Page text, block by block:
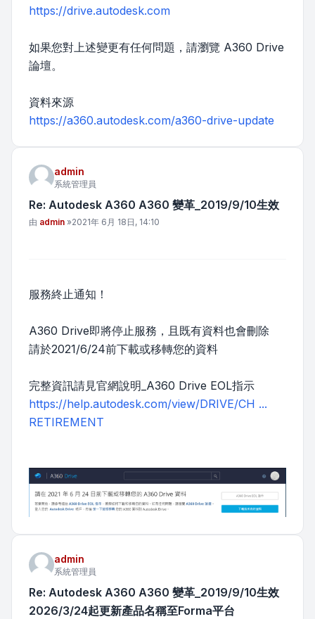
https://drive.autodesk.com
如果您對上述變更有任何問題，請瀏覽 A360 Drive
論壇。
資料來源
https://a360.autodesk.com/a360-drive-update
admin
系統管理員
Re: Autodesk A360 A360 變革_2019/9/10生效
文章
由 admin »2021年 6月 18日, 14:10
服務終止通知！
A360 Drive即將停止服務，且既有資料也會刪除
請於2021/6/24前下載或移轉您的資料
完整資訊請見官網說明_A360 Drive EOL指示
https://help.autodesk.com/view/DRIVE/CH ...
RETIREMENT
admin
系統管理員
Re: Autodesk A360 A360 變革_2019/9/10生效
2026/3/24起更新產品名稱至Forma平台